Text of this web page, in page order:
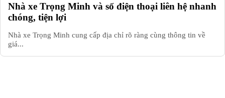
Nhà xe Trọng Minh và số điện thoại liên hệ nhanh
chóng, tiện lợi
Nhà xe Trọng Minh cung cấp địa chỉ rõ ràng cùng thông tin về
giá...